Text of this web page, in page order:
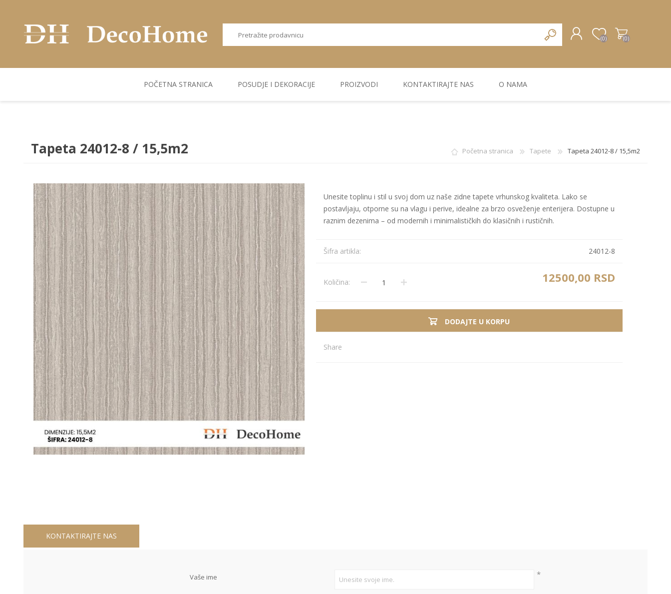
(0) (0)
POČETNA STRANICA POSUDJE I DEKORACIJE
Čaše
Šolje
Tanjiri
Set za ručavanje
Šerpe i Tiganji
Bokali i Tegle
Činije
Escajg i Noževi
Prikazi sve
Biljke
Saksije
Stolnjaci
Podmetači
Ostalo
Vaze
Stolovi
PROIZVODI
PANELI
Ogledalo panel
Akustični paneli
PS paneli
VEŠTAČKO
ZELENILO
TAPETE
POSUDJE I
DEKORACIJE
Posudje
Biljke i Saksije
Prikazi sve
KONTAKTIRAJTE NAS O NAMA
Početna stranica Tapete Tapeta 24012-8 / 15,5m2
Tapeta 24012-8 / 15,5m2
Unesite toplinu i stil u svoj dom uz naše zidne tapete vrhunskog kvaliteta. Lako se
postavljaju, otporne su na vlagu i perive, idealne za brzo osveženje enterijera. Dostupne u
raznim dezenima – od modernih i minimalističkih do klasičnih i rustičnih.
Šifra artikla: 24012-8
12500,00 RSD
Količina:
DODAJTE U KORPU
Share
KONTAKTIRAJTE NAS
Vaše ime *